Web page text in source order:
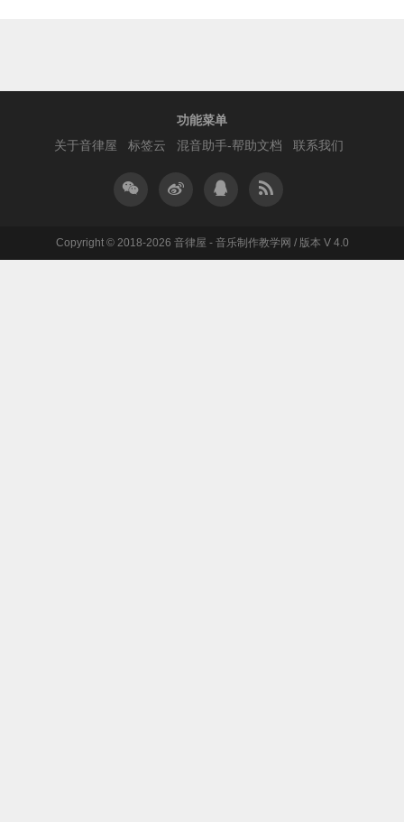
功能菜单
关于音律屋
标签云 混音助手-帮助文档 联系我们
Copyright © 2018-2026 音律屋 - 音乐制作教学网 / 版本 V 4.0